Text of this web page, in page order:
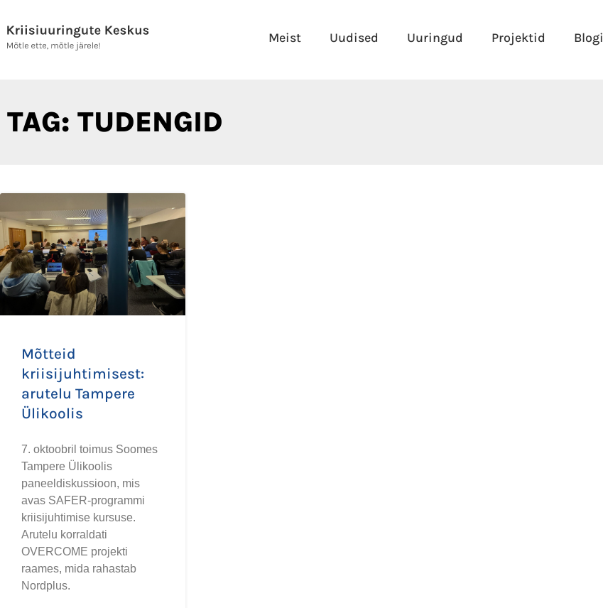
to
content
Meist Uudised Uuringud Projektid Blogi
TAG: TUDENGID
Mõtteid
kriisijuhtimisest:
arutelu Tampere
Ülikoolis
7. oktoobril toimus Soomes
Tampere Ülikoolis
paneeldiskussioon, mis
avas SAFER-programmi
kriisijuhtimise kursuse.
Arutelu korraldati
OVERCOME projekti
raames, mida rahastab
Nordplus.